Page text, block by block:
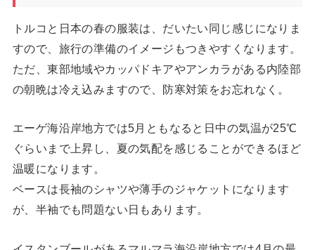
トルコと日本の春の服装は、だいたい同じ感じになりま
すので、旅行の準備のイメージもつきやすくなります。
ただ、東部地域やカッパドキアやアンカラがある内陸部
の朝晩は冷え込みますので、防寒対策をお忘れなく。
エーゲ海沿岸地方では5月ともなると日中の気温が25℃
ぐらいまで上昇し、夏の気配を感じることができるほど
温暖になります。
ベースは長袖のシャツや薄手のジャケットになります
が、半袖でも問題ない日もあります。